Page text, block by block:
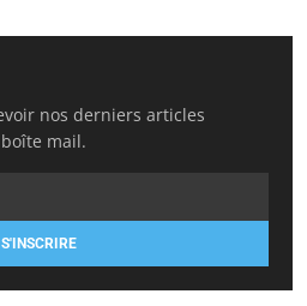
nos derniers articles
mail.
S'INSCRIRE